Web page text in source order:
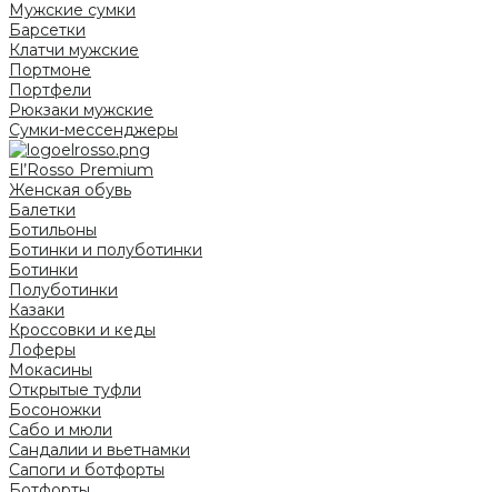
Мужские сумки
Барсетки
Клатчи мужские
Портмоне
Портфели
Рюкзаки мужские
Сумки-мессенджеры
El’Rosso Premium
Женская обувь
Балетки
Ботильоны
Ботинки и полуботинки
Ботинки
Полуботинки
Казаки
Кроссовки и кеды
Лоферы
Мокасины
Открытые туфли
Босоножки
Сабо и мюли
Сандалии и вьетнамки
Сапоги и ботфорты